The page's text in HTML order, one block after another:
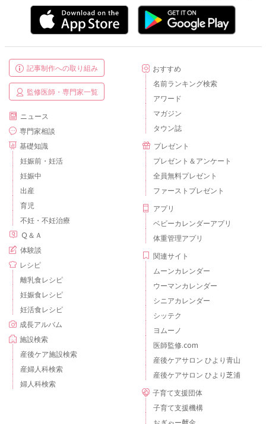
記事制作への取り組み
監修医師・専門家一覧
ニュース
専門家相談
基礎知識
妊娠前・妊活
妊娠中
出産
育児
不妊・不妊治療
Ｑ＆Ａ
体験談
レシピ
離乳食レシピ
妊娠食レシピ
妊活食レシピ
成長アルバム
施設検索
産後ケア施設検索
産婦人科検索
婦人科検索
おすすめ
名前ランキング検索
アワード
マガジン
タウン誌
プレゼント
プレゼント＆アンケート
全員無料プレゼント
ファーストプレゼント
アプリ
ベビーカレンダーアプリ
体重管理アプリ
関連サイト
ムーンカレンダー
ウーマンカレンダー
シニアカレンダー
シッテク
ヨムーノ
医師監修.com
産後ケアサロン ひより青山
産後ケアサロン ひより芝浦
子育て支援団体
子育て支援機構